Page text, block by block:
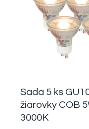
Sada 5 ks
žiarovky COB
3000K